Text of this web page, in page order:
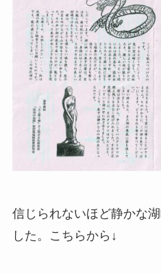
信じられないほど静かな
した。こちらから↓